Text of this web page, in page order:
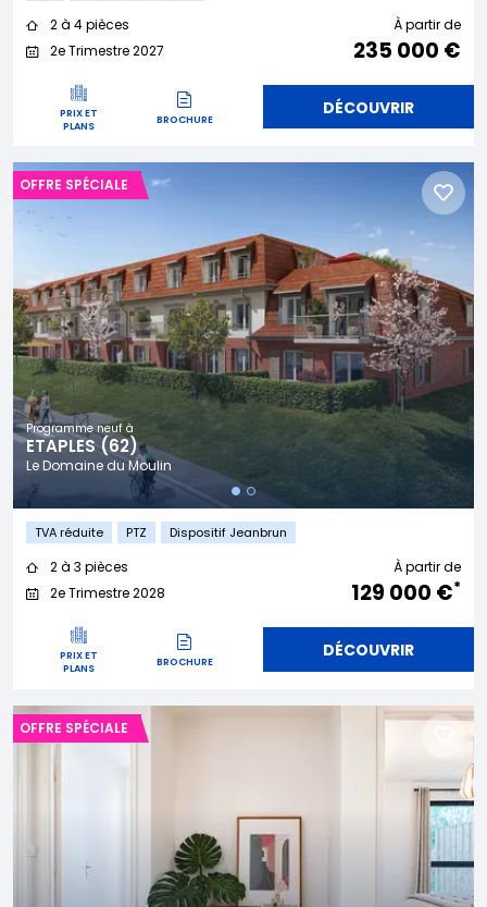
2 à 4 pièces
2e Trimestre 2027
À partir de
235 000 €
PRIX ET
PLANS
BROCHURE
DÉCOUVRIR
Programme neuf à
ETAPLES (62)
Le Domaine du Moulin
OFFRE SPÉCIALE
TVA réduite PTZ Dispositif Jeanbrun
2 à 3 pièces
2e Trimestre 2028
À partir de
129 000 €*
PRIX ET
PLANS
BROCHURE
DÉCOUVRIR
OFFRE SPÉCIALE